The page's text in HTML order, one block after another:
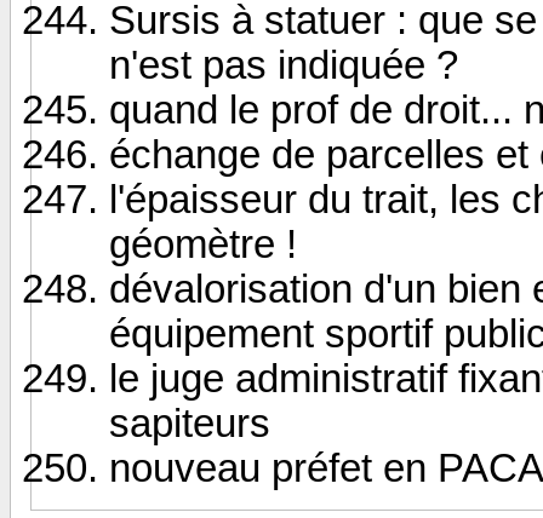
Sursis à statuer : que
n'est pas indiquée ?
quand le prof de droit...
échange de parcelles
l'épaisseur du trait, les
géomètre !
dévalorisation d'un bien
équipement sportif
le juge administratif
sapiteurs
nouveau préfet en PACA